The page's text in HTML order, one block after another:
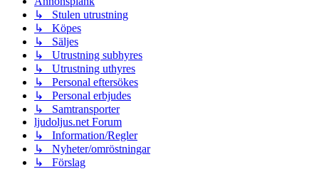
↳ Stulen utrustning
↳ Köpes
↳ Säljes
↳ Utrustning subhyres
↳ Utrustning uthyres
↳ Personal eftersökes
↳ Personal erbjudes
↳ Samtransporter
ljudoljus.net Forum
↳ Information/Regler
↳ Nyheter/omröstningar
↳ Förslag